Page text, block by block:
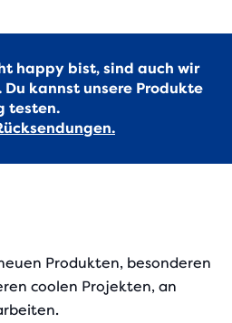
happy bist, sind auch wir
kannst unsere Produkte
testen.
Produkten, besonderen
coolen Projekten, an